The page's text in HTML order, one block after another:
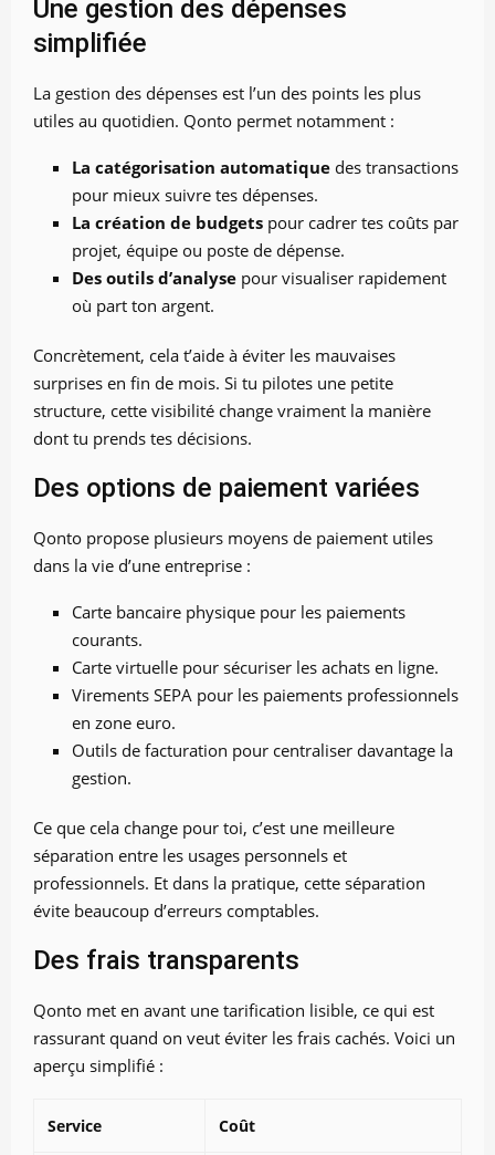
Une gestion des dépenses
simplifiée
La gestion des dépenses est l’un des points les plus
utiles au quotidien. Qonto permet notamment :
La catégorisation automatique des transactions
pour mieux suivre tes dépenses.
La création de budgets pour cadrer tes coûts par
projet, équipe ou poste de dépense.
Des outils d’analyse pour visualiser rapidement
où part ton argent.
Concrètement, cela t’aide à éviter les mauvaises
surprises en fin de mois. Si tu pilotes une petite
structure, cette visibilité change vraiment la manière
dont tu prends tes décisions.
Des options de paiement variées
Qonto propose plusieurs moyens de paiement utiles
dans la vie d’une entreprise :
Carte bancaire physique pour les paiements
courants.
Carte virtuelle pour sécuriser les achats en ligne.
Virements SEPA pour les paiements professionnels
en zone euro.
Outils de facturation pour centraliser davantage la
gestion.
Ce que cela change pour toi, c’est une meilleure
séparation entre les usages personnels et
professionnels. Et dans la pratique, cette séparation
évite beaucoup d’erreurs comptables.
Des frais transparents
Qonto met en avant une tarification lisible, ce qui est
rassurant quand on veut éviter les frais cachés. Voici un
aperçu simplifié :
Service Coût